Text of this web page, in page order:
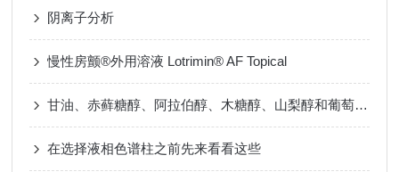
阴离子分析
慢性房颤®外用溶液 Lotrimin® AF Topical
甘油、赤藓糖醇、阿拉伯醇、木糖醇、山梨醇和葡萄糖混标
在选择液相色谱柱之前先来看看这些